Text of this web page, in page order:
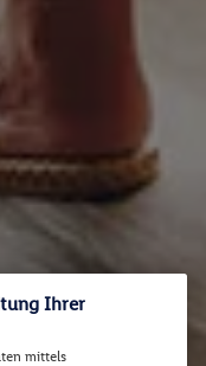
Ihrer
mittels